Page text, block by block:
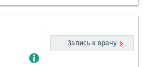
Запись к врачу